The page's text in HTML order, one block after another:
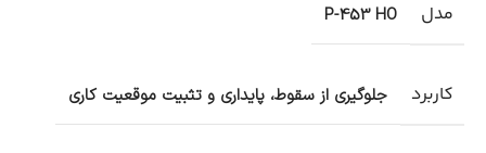
مدل P-453 HO
کاربرد جلوگیری از سقوط، پایداری و تثبیت موقعیت کاری